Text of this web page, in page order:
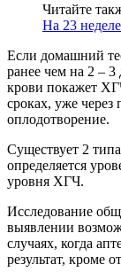
Читайте
На 23
Если домашний
ранее чем на 2 – 3
крови покажет
сроках, уже через
оплодотворение.
Существует 2
определяется
уровня ХГЧ.
Исследование
выявлении
случаях, когда
результат, кроме